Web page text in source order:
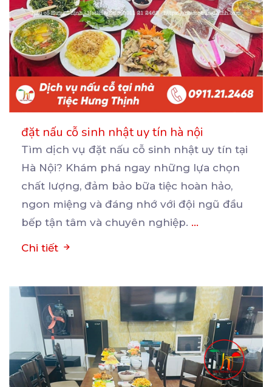
đặt nấu cỗ sinh nhật uy tín hà nội
Tìm dịch vụ đặt nấu cỗ sinh nhật uy tín tại
Hà Nội? Khám phá ngay những lựa chọn
chất lượng, đảm bảo bữa tiệc hoàn hảo,
ngon miệng và đáng nhớ với đội ngũ đầu
bếp tận tâm và chuyên nghiệp. ...
Chi tiết